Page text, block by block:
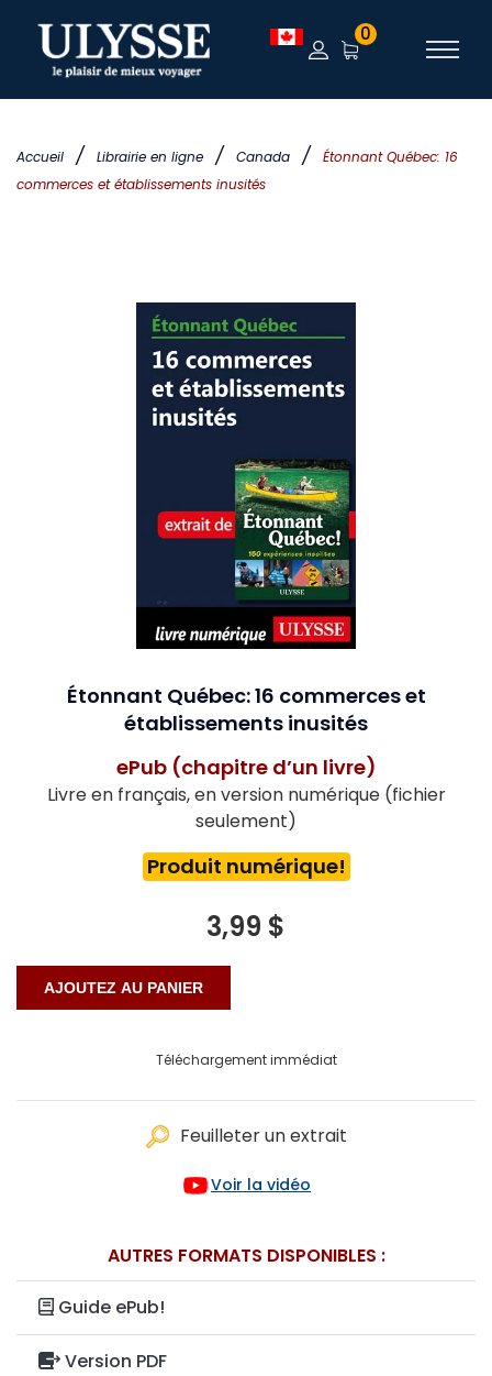
Accueil / Librairie en ligne / Canada /
Étonnant Québec: 16
commerces et établissements inusités
0
Étonnant Québec: 16 commerces et
établissements inusités
ePub (chapitre d’un livre)
Livre en français, en version numérique (fichier
seulement)
Produit numérique!
3,99 $
Téléchargement immédiat
Feuilleter un extrait
Voir la vidéo
AUTRES FORMATS DISPONIBLES :
Guide ePub!
Version PDF